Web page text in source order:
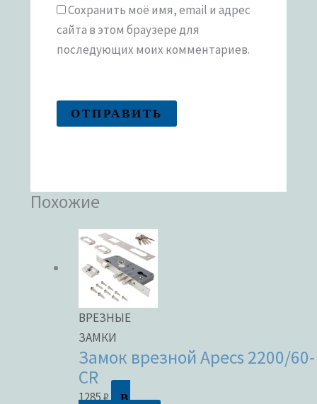
Сохранить моё имя, email и адрес
сайта в этом браузере для
последующих моих комментариев.
Похожие
ВРЕЗНЫЕ
ЗАМКИ
Замок врезной Apecs 2200/60-
CR
1285₽ В